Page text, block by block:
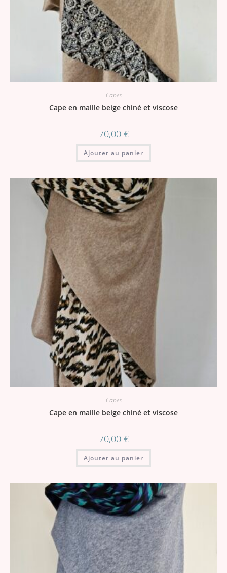
Capes
Cape en maille beige chiné et viscose
70,00 €
Ajouter au panier
Capes
Cape en maille beige chiné et viscose
70,00 €
Ajouter au panier